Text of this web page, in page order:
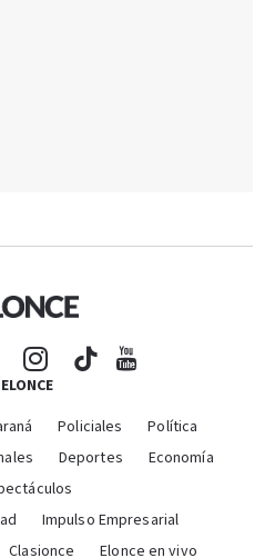
ELONCE
Policiales
Política
Deportes
Economía
Impulso Empresarial
Clasionce Elonce en vivo